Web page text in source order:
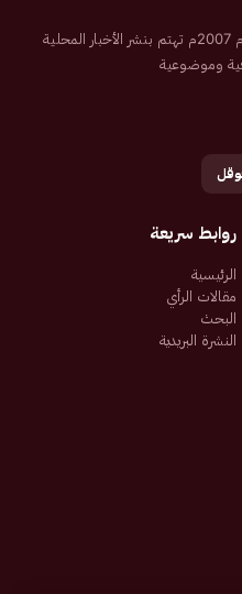
صحيفة إلكترونية سعودية تم تأسيسها عام 2007م تهتم بنشر الأخبار المحلية
وموضوعية
روابط سريعة
الرئيسية
مقالات الرأي
البحث
النشرة البريدية